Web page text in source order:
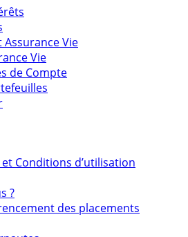
Vie
Vie
de Compte
Conditions d’utilisation